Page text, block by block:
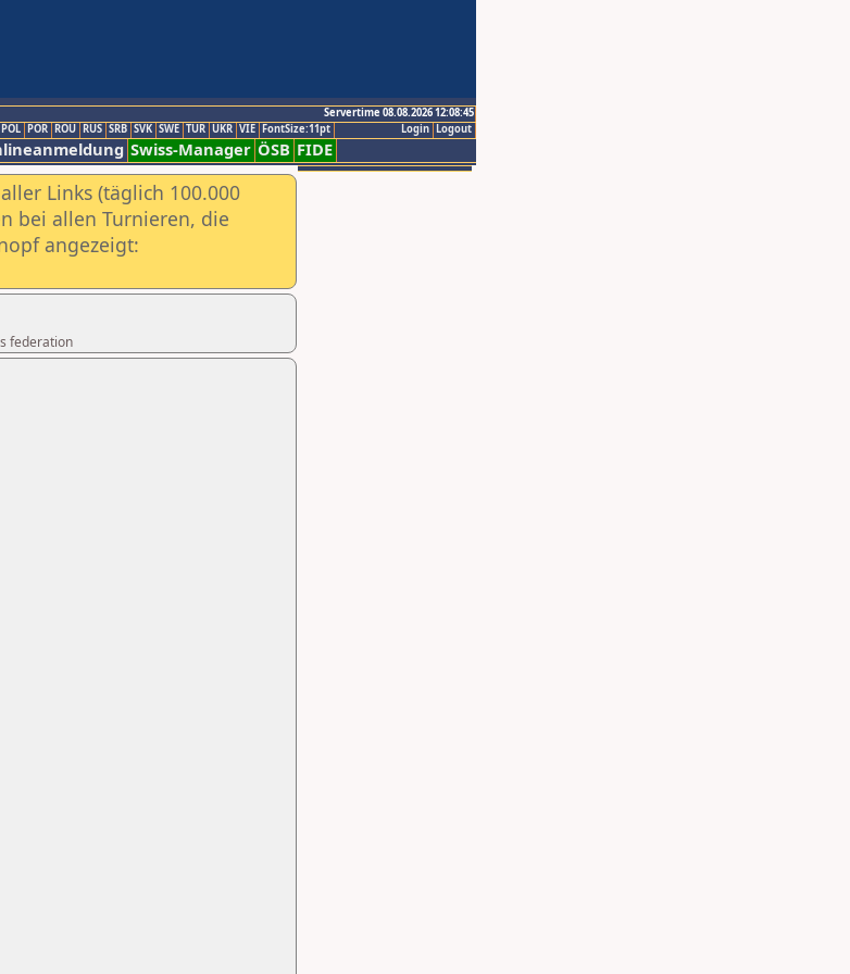
Servertime 08.08.2026 12:08:45
Logout
Login
POL POR ROU RUS SRB SVK SWE TUR UKR VIE FontSize:11pt
Swiss-Manager ÖSB FIDE
Links (täglich 100.000
bei allen Turnieren, die
angezeigt:
federation